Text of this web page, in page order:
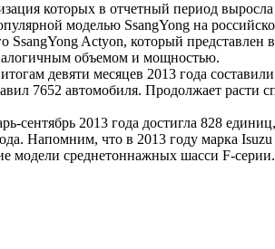
которых в отчетный период
моделью SsangYong на
Actyon, который
объемом и мощностью.
девяти месяцев 2013 года
7652 автомобиля. Продолжает
сентябрь 2013 года достигла 828
Напомним, что в 2013 году марка
модели среднетоннажных шасси F-серии.